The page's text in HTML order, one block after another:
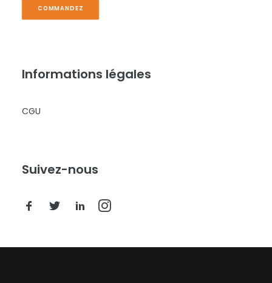
COMMANDEZ
Informations légales
CGU
Suivez-nous